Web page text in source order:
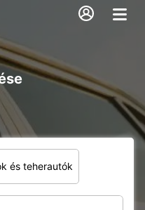
és teherautók